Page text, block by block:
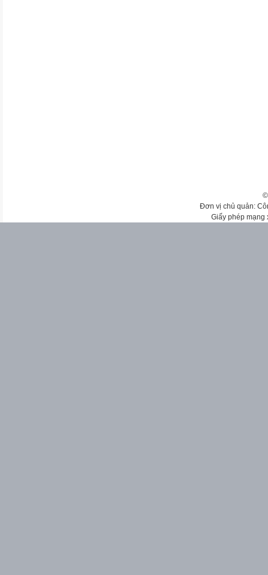
Đơn vị chủ quản:
Giấy phép mạng